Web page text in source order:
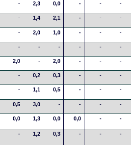
- 2,3 0,0 - - -
- 1,4 2,1 - - -
- 2,0 1,0 - - -
- - - - - -
2,0 - 2,0 - - -
- 0,2 0,3 - - -
- 1,1 0,5 - - -
0,5 3,0 - - - -
0,0 1,3 0,0 0,0 - -
- 1,2 0,3 - - -